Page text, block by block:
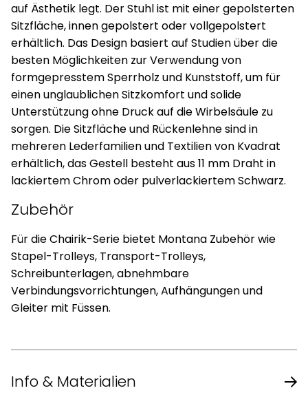
auf Ästhetik legt. Der Stuhl ist mit einer gepolsterten
Sitzfläche, innen gepolstert oder vollgepolstert
erhältlich. Das Design basiert auf Studien über die
besten Möglichkeiten zur Verwendung von
formgepresstem Sperrholz und Kunststoff, um für
einen unglaublichen Sitzkomfort und solide
Unterstützung ohne Druck auf die Wirbelsäule zu
sorgen. Die Sitzfläche und Rückenlehne sind in
mehreren Lederfamilien und Textilien von Kvadrat
erhältlich, das Gestell besteht aus 11 mm Draht in
lackiertem Chrom oder pulverlackiertem Schwarz.
Zubehör
Für die Chairik-Serie bietet Montana Zubehör wie
Stapel-Trolleys, Transport-Trolleys,
Schreibunterlagen, abnehmbare
Verbindungsvorrichtungen, Aufhängungen und
Gleiter mit Füssen.
Info & Materialien